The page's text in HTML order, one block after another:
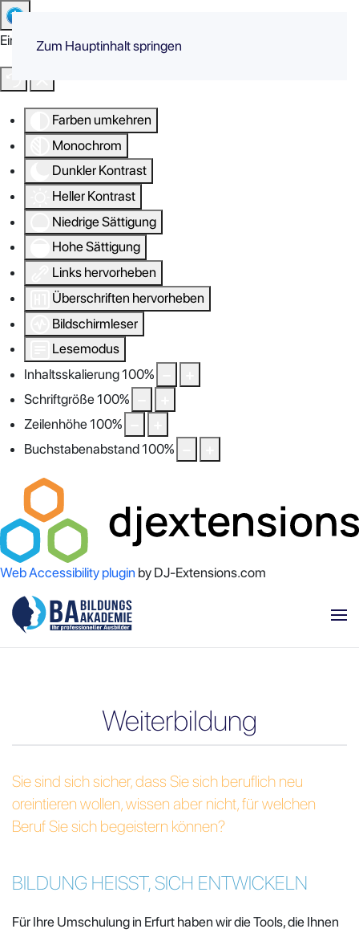
Eingabehilfen öffnen
Farben umkehren
Monochrom
Dunkler Kontrast
Heller Kontrast
Niedrige Sättigung
Hohe Sättigung
Links hervorheben
Überschriften hervorheben
Bildschirmleser
Lesemodus
Inhaltsskalierung100%
Schriftgröße100%
Zeilenhöhe100%
Buchstabenabstand100%
Web Accessibility plugin by DJ-Extensions.com
Zum Hauptinhalt springen
Weiterbildung
Sie sind sich sicher, dass Sie sich beruflich neu
oreintieren wollen, wissen aber nicht, für welchen
Beruf Sie sich begeistern können?
BILDUNG HEISST, SICH ENTWICKELN
Für Ihre Umschulung in Erfurt haben wir die Tools, die Ihnen